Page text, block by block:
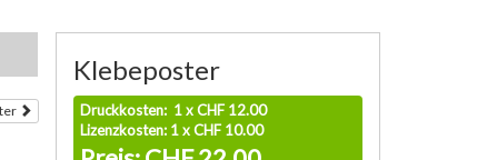
Klebeposter
Druckkosten: 1 x CHF 12.00
Lizenzkosten: 1 x CHF 10.00